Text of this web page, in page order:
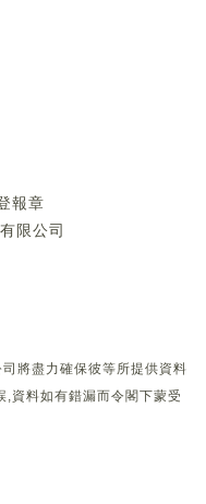
報章
限公司
將盡力確保彼等所提供資料
,資料如有錯漏而令閣下蒙受